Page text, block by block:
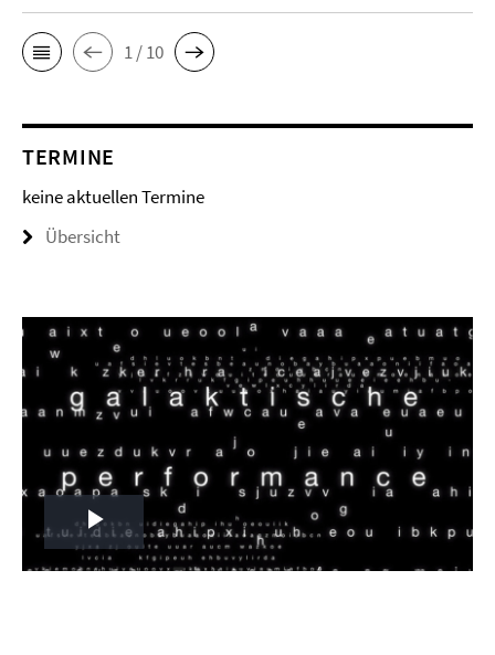
1 / 10
TERMINE
keine aktuellen Termine
Übersicht
Play